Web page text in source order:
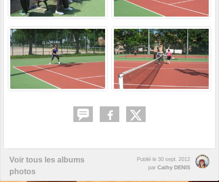
Voir tous les albums
photos
Publié le 30 sept. 2012
par Cathy DENIS